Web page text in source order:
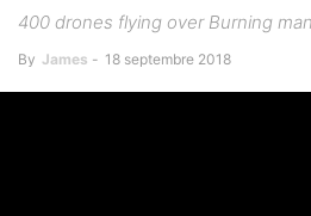
400 drones flying over Burning
By James - 18 septembre 2018